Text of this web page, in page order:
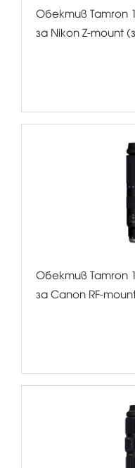
Обектив Tamron
за Nikon Z-mount
Обектив Tamron
за Canon RF-